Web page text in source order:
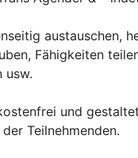
austauschen,
Fähigkeiten
usw.
und
Teilnehmenden.